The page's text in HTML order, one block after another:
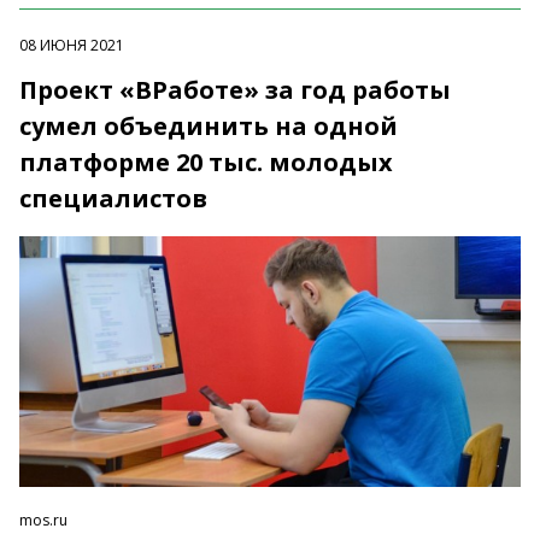
08 ИЮНЯ 2021
Проект «ВРаботе» за год работы
сумел объединить на одной
платформе 20 тыс. молодых
специалистов
mos.ru